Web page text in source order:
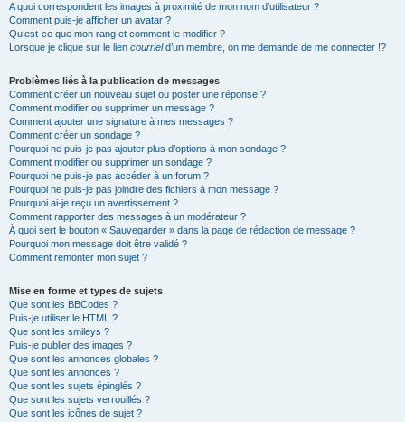
A quoi correspondent les images à proximité de mon nom d’utilisateur ?
Comment puis-je afficher un avatar ?
Qu’est-ce que mon rang et comment le modifier ?
Lorsque je clique sur le lien courrield’un membre, on me demande de me connecter !?
Problèmes liés à la publication de messages
Comment créer un nouveau sujet ou poster une réponse ?
Comment modifier ou supprimer un message ?
Comment ajouter une signature à mes messages ?
Comment créer un sondage ?
Pourquoi ne puis-je pas ajouter plus d’options à mon sondage ?
Comment modifier ou supprimer un sondage ?
Pourquoi ne puis-je pas accéder à un forum ?
Pourquoi ne puis-je pas joindre des fichiers à mon message ?
Pourquoi ai-je reçu un avertissement ?
Comment rapporter des messages à un modérateur ?
À quoi sert le bouton « Sauvegarder » dans la page de rédaction de message ?
Pourquoi mon message doit être validé ?
Comment remonter mon sujet ?
Mise en forme et types de sujets
Que sont les BBCodes ?
Puis-je utiliser le HTML ?
Que sont les smileys ?
Puis-je publier des images ?
Que sont les annonces globales ?
Que sont les annonces ?
Que sont les sujets épinglés ?
Que sont les sujets verrouillés ?
Que sont les icônes de sujet ?